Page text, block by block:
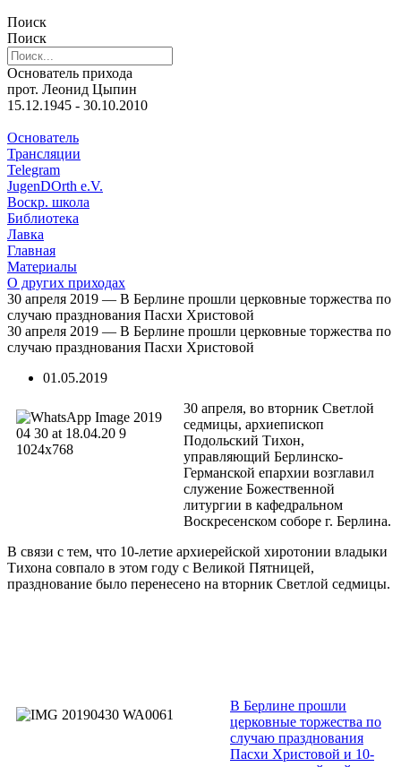
Поиск
Поиск
Основатель прихода
прот. Леонид Цыпин
15.12.1945 - 30.10.2010
Основатель
Трансляции
Telegram
JugenDOrth e.V.
Воскр. школа
Библиотека
Лавка
Главная
Материалы
О других приходах
30 апреля 2019 — В Берлине прошли церковные торжества по
случаю празднования Пасхи Христовой
30 апреля 2019 — В Берлине прошли церковные торжества по
случаю празднования Пасхи Христовой
01.05.2019
30 апреля, во вторник Светлой
седмицы, архиепископ
Подольский Тихон,
управляющий Берлинско-
Германской епархии возглавил
служение Божественной
литургии в кафедральном
Воскресенском соборе г. Берлина.
В связи с тем, что 10-летие архиерейской хиротонии владыки
Тихона совпало в этом году с Великой Пятницей,
празднование было перенесено на вторник Светлой седмицы.
В Берлине прошли
церковные торжества по
случаю празднования
Пасхи Христовой и 10-